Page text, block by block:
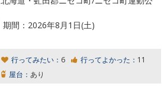
期間： 2026年8月1日(土)
行ってみたい： 6 行ってよかった： 11
屋台： あり